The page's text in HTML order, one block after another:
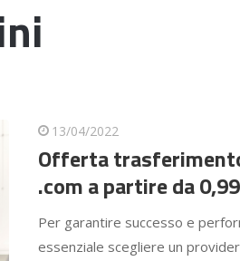
13/04/2022
Offerta
.com a partire da
Per garantire successo e
essenziale scegliere un